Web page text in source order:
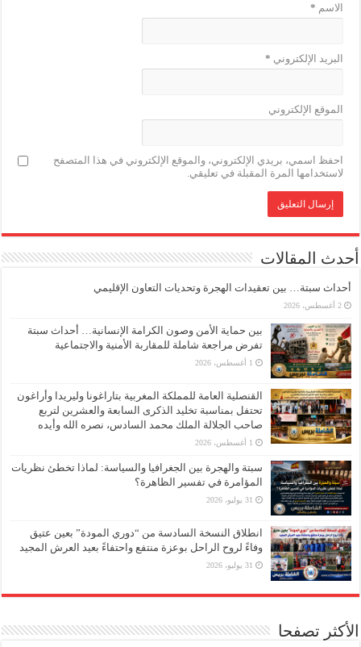
الاسم *
البريد الإلكتروني *
الموقع الإلكتروني
احفظ اسمي، بريدي الإلكتروني، والموقع الإلكتروني في هذا المتصفح
لاستخدامها المرة المقبلة في تعليقي.
أحدث المقالات
أحداث سبتة… بين تعقيدات الهجرة وتحديات التعاون الإقليمي
2 أغسطس، 2026
بين حماية الأمن وصون الكرامة الإنسانية… أحداث سبتة
تفرض مراجعة شاملة للمقاربة الأمنية والاجتماعية
1 أغسطس، 2026
القنصلية العامة للمملكة المغربية بتاراغونا وليريدا وأراغون
تحتفل بمناسبة تخليد الذكرى السابعة والعشرين لتربع
صاحب الجلالة الملك محمد السادس، نصره الله وأيده
1 أغسطس، 2026
سبتة والهجرة بين الجغرافيا والسياسة: لماذا تخطئ نظريات
المؤامرة في تفسير الظاهرة؟
31 يوليو، 2026
انطلاق النسخة السادسة من “دوري المودة” بعين عتيق
وفاءً لروح الراحل بوعزة منتفع واحتفاءً بعيد العرش المجيد
31 يوليو، 2026
الأكثر تصفحا